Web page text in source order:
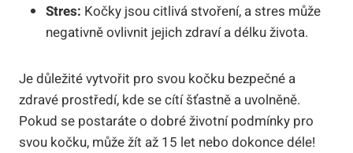
Stres: Kočky jsou citlivá stvoření, a stres může
negativně ovlivnit jejich zdraví a délku života.
Je důležité vytvořit pro svou kočku bezpečné a
zdravé prostředí, kde se cítí šťastně a uvolněně.
Pokud se postaráte o dobré životní podmínky pro
svou kočku, může žít až 15 let nebo dokonce déle!